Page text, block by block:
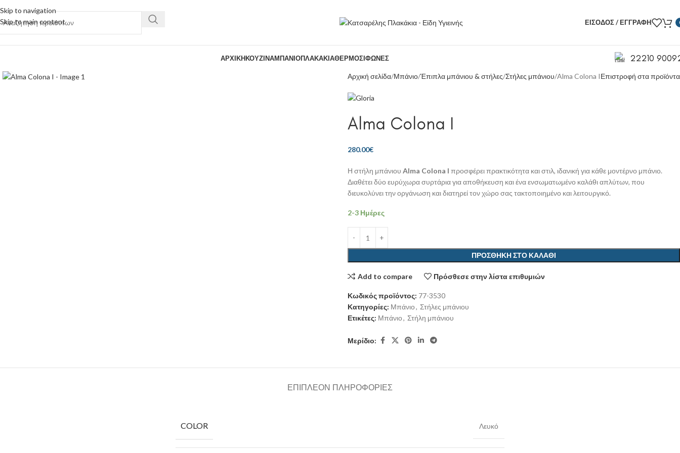
Skip to navigation
Skip to main content
ΕΊΣΟΔΟΣ / ΕΓΓΡΑΦΉ
ΑΡΧΙΚΉΚΟΥΖΊΝΑΜΠΆΝΙΟΠΛΑΚΆΚΙΑΘΕΡΜΟΣΊΦΩΝΕΣ 22210
Αρχική σελίδα Μπάνιο Έπιπλα μπάνιου & στήλες Στήλες μπάνιου Alma Colona IΕπιστροφή στα προϊόντα
Alma Colona I
280.00€
Η στήλη μπάνιου Alma Colona I προσφέρει πρακτικότητα και στιλ, ιδανική για κάθε μοντέρνο μπάνιο.
Διαθέτει δύο ευρύχωρα συρτάρια για αποθήκευση και ένα ενσωματωμένο καλάθι απλύτων, που
διευκολύνει την οργάνωση και διατηρεί τον χώρο σας τακτοποιημένο και λειτουργικό.
2-3 Ημέρες
ΠΡΟΣΘΉΚΗ ΣΤΟ ΚΑΛΆΘΙ
Add to compare Πρόσθεσε στην λίστα επιθυμιών
Κωδικός προϊόντος: 77-3530
Κατηγορίες: Μπάνιο, Στήλες μπάνιου
Ετικέτες: Μπάνιο, Στήλη μπάνιου
Μερίδιο:
ΕΠΙΠΛΈΟΝ ΠΛΗΡΟΦΟΡΊΕΣ
COLOR Λευκό